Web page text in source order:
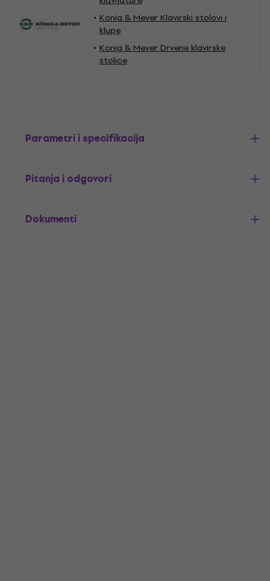
Konig & Meyer Klavirski stolovi i
klupe
Konig & Meyer Drvene klavirske
stolice
Parametri i specifikacija
Pitanja i odgovori
Dokumenti